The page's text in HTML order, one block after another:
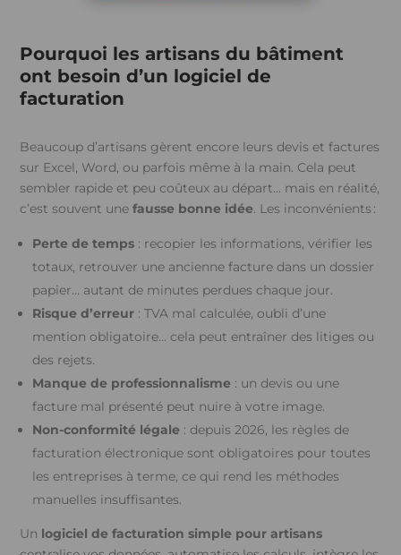
Pourquoi les artisans du bâtiment
ont besoin d’un logiciel de
facturation
Beaucoup d’artisans gèrent encore leurs devis et factures
sur Excel, Word, ou parfois même à la main. Cela peut
sembler rapide et peu coûteux au départ… mais en réalité,
c’est souvent unefausse bonne idée. Les inconvénients :
Perte de temps : recopier les informations, vérifier les
totaux, retrouver une ancienne facture dans un dossier
papier… autant de minutes perdues chaque jour.
Risque d’erreur : TVA mal calculée, oubli d’une
mention obligatoire… cela peut entraîner des litiges ou
des rejets.
Manque de professionnalisme : un devis ou une
facture mal présenté peut nuire à votre image.
Non-conformité légale : depuis 2026, les règles de
facturation électronique sont obligatoires pour toutes
les entreprises à terme, ce qui rend les méthodes
manuelles insuffisantes.
Un logiciel de facturation simple pour artisans